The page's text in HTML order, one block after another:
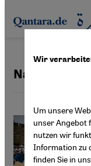
Direkt zum Inhalt
Nationalismus
Wir
Um unsere
unser Angebot
nutzen wir
Information zu
finden Sie in